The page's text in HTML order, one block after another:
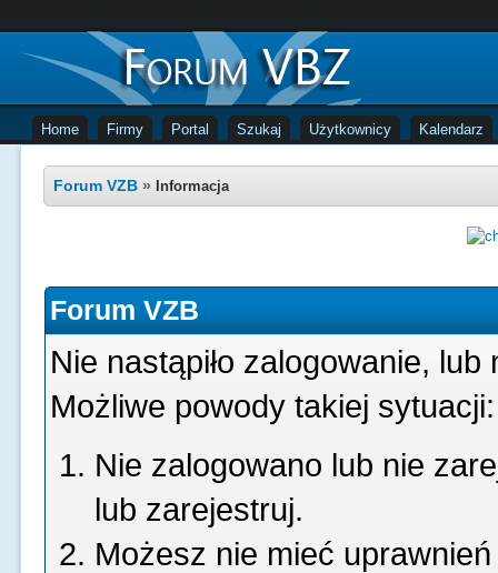
Home Firmy Portal Szukaj Użytkownicy Kalendarz
Forum VZB » Informacja
Forum VZB
Nie nastąpiło zalogowanie,
Możliwe powody takiej sytuacji:
Nie zalogowano lub nie
lub zarejestruj.
Możesz nie mieć